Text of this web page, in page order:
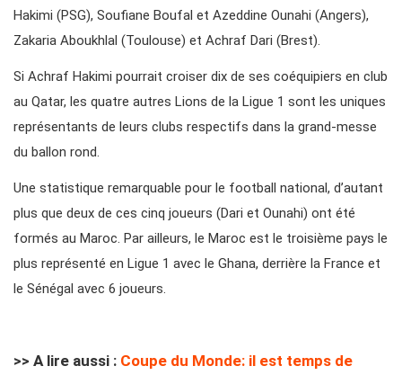
Hakimi (PSG), Soufiane Boufal et Azeddine Ounahi (Angers),
Zakaria Aboukhlal (Toulouse) et Achraf Dari (Brest).
Si Achraf Hakimi pourrait croiser dix de ses coéquipiers en club
au Qatar, les quatre autres Lions de la Ligue 1 sont les uniques
représentants de leurs clubs respectifs dans la grand-messe
du ballon rond.
Une statistique remarquable pour le football national, d’autant
plus que deux de ces cinq joueurs (Dari et Ounahi) ont été
formés au Maroc. Par ailleurs, le Maroc est le troisième pays le
plus représenté en Ligue 1 avec le Ghana, derrière la France et
le Sénégal avec 6 joueurs.
>> A lire aussi : Coupe du Monde: il est temps de